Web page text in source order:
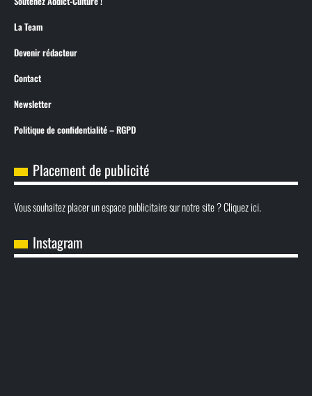
La Team
Devenir rédacteur
Contact
Newsletter
Politique de confidentialité – RGPD
Placement de publicité
Vous souhaitez placer un espace publicitaire sur notre site ? Cliquez ici.
Instagram